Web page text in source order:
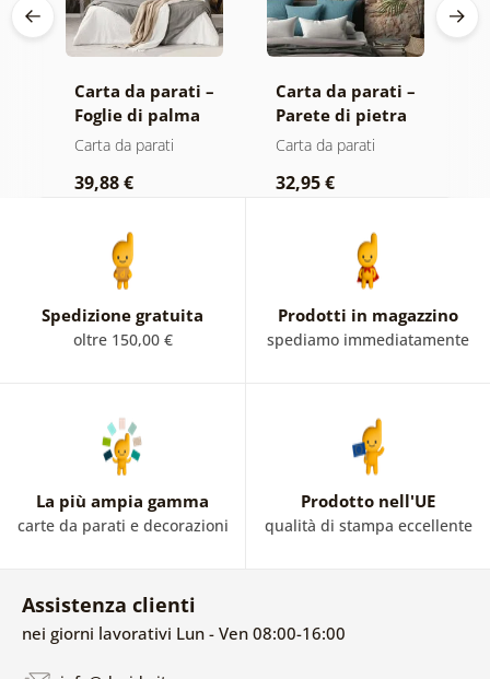
Carta da parati –
Foglie di palma
nella giungla
Carta da parati
39,88 €
Carta da parati –
Parete di pietra
Carta da parati
32,95 €
Spedizione gratuita
oltre 150,00 €
Prodotti in magazzino
spediamo immediatamente
La più ampia gamma
carte da parati e decorazioni
Prodotto nell'UE
qualità di stampa eccellente
Assistenza clienti
nei giorni lavorativi Lun - Ven 08:00-16:00